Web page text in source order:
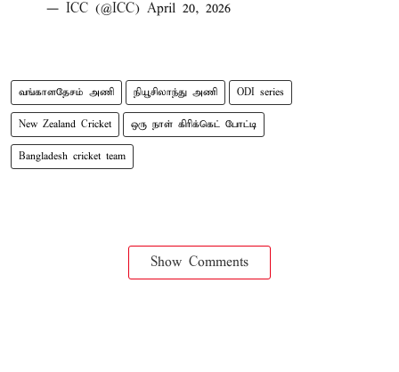
— ICC (@ICC) April 20, 2026
வங்காளதேசம் அணி நியூசிலாந்து அணி ODI series
New Zealand Cricket ஒரு நாள் கிரிக்கெட் போட்டி
Bangladesh cricket team
Show Comments